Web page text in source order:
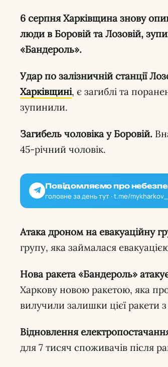
6 серпня Харківщина знову опинилася під ворожими ударами: загинули
люди в Боровій та Лозовій,
«Бандероль».
Удар по залізничній станції
Харківщині, є загиблі та
зупинили.
Загибель чоловіка у Боровій.
45-річний чоловік.
Повідомляємо про
головне за день тут · t.me/
Атака дроном на евакуаційну
групу, яка займалася
Нова ракета «Бандероль»
Харкову новою ракетою, яка
вилучили залишки цієї ракети
Відновлення
для 7 тисяч споживачів після